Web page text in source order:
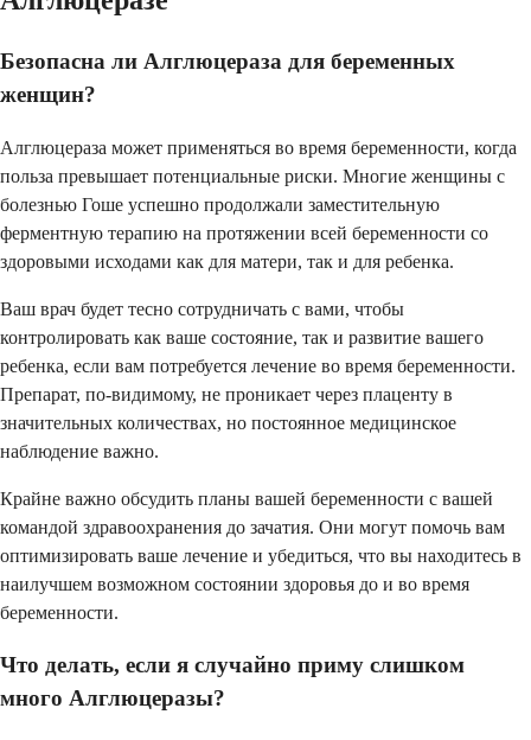
Безопасна ли Алглюцераза для беременных
женщин?
Алглюцераза может применяться во время беременности, когда
польза превышает потенциальные риски. Многие женщины с
болезнью Гоше успешно продолжали заместительную
ферментную терапию на протяжении всей беременности со
здоровыми исходами как для матери, так и для ребенка.
Ваш врач будет тесно сотрудничать с вами, чтобы
контролировать как ваше состояние, так и развитие вашего
ребенка, если вам потребуется лечение во время беременности.
Препарат, по-видимому, не проникает через плаценту в
значительных количествах, но постоянное медицинское
наблюдение важно.
Крайне важно обсудить планы вашей беременности с вашей
командой здравоохранения до зачатия. Они могут помочь вам
оптимизировать ваше лечение и убедиться, что вы находитесь в
наилучшем возможном состоянии здоровья до и во время
беременности.
Что делать, если я случайно приму слишком
много Алглюцеразы?